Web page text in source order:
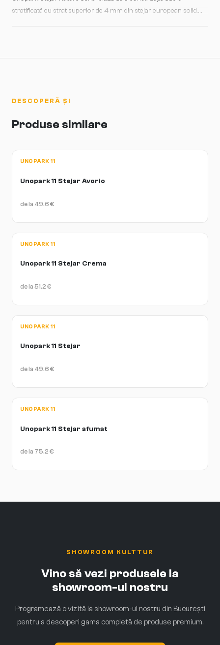
Puteți asocia cu ușurință cu pereți neutri, mobilă design și accente
naturale (lemn, piatră, textiluri organice).
stratificată cu strat superior de 4 mm din stejar european solid,
construcției dublu stratificate asigură că parchetul nu se
DESCOPERĂ ȘI
Produse similare
UNOPARK 11
Unopark 11 Stejar Avorio
de la 49.6 €
UNOPARK 11
Unopark 11 Stejar Crema
de la 51.2 €
UNOPARK 11
Unopark 11 Stejar
de la 49.6 €
UNOPARK 11
Unopark 11 Stejar afumat
de la 75.2 €
SHOWROOM KULTTUR
Vino să vezi produsele la
showroom-ul nostru
Programează o vizită la showroom-ul nostru din București
pentru a descoperi gama completă de produse premium.